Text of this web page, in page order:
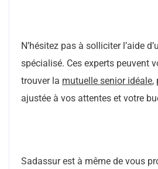
N’hésitez pas à solliciter l’aide
spécialisé. Ces experts peuvent
trouver la mutuelle senior idéale,
ajustée à vos attentes et votre
Sadassur est à même de vous